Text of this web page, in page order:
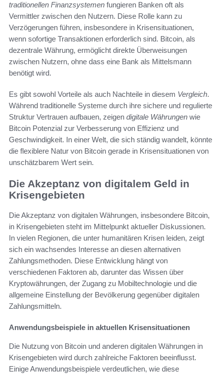
traditionellen Finanzsystemen fungieren Banken oft als
Vermittler zwischen den Nutzern. Diese Rolle kann zu
Verzögerungen führen, insbesondere in Krisensituationen,
wenn sofortige Transaktionen erforderlich sind. Bitcoin, als
dezentrale Währung, ermöglicht direkte Überweisungen
zwischen Nutzern, ohne dass eine Bank als Mittelsmann
benötigt wird.
Es gibt sowohl Vorteile als auch Nachteile in diesem Vergleich.
Während traditionelle Systeme durch ihre sichere und regulierte
Struktur Vertrauen aufbauen, zeigen digitale Währungen wie
Bitcoin Potenzial zur Verbesserung von Effizienz und
Geschwindigkeit. In einer Welt, die sich ständig wandelt, könnte
die flexiblere Natur von Bitcoin gerade in Krisensituationen von
unschätzbarem Wert sein.
Die Akzeptanz von digitalem Geld in
Krisengebieten
Die Akzeptanz von digitalen Währungen, insbesondere Bitcoin,
in Krisengebieten steht im Mittelpunkt aktueller Diskussionen.
In vielen Regionen, die unter humanitären Krisen leiden, zeigt
sich ein wachsendes Interesse an diesen alternativen
Zahlungsmethoden. Diese Entwicklung hängt von
verschiedenen Faktoren ab, darunter das Wissen über
Kryptowährungen, der Zugang zu Mobiltechnologie und die
allgemeine Einstellung der Bevölkerung gegenüber digitalen
Zahlungsmitteln.
Anwendungsbeispiele in aktuellen Krisensituationen
Die Nutzung von Bitcoin und anderen digitalen Währungen in
Krisengebieten wird durch zahlreiche Faktoren beeinflusst.
Einige Anwendungsbeispiele verdeutlichen, wie diese